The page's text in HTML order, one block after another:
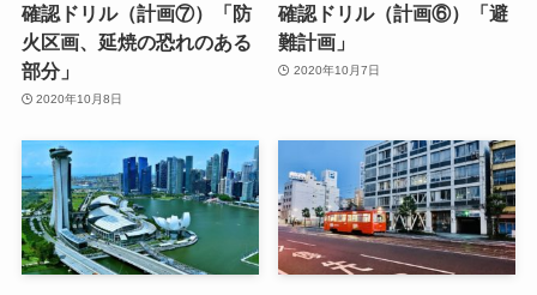
確認ドリル（計画⑦）「防
火区画、延焼の恐れのある
部分」
2020年10月8日
確認ドリル（計画⑥）「避
難計画」
2020年10月7日